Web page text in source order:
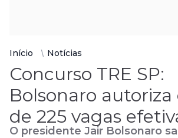
Início Notícias
Concurso TRE SP:
Bolsonaro autoriza
de 225 vagas
O presidente Jair Bolsonaro